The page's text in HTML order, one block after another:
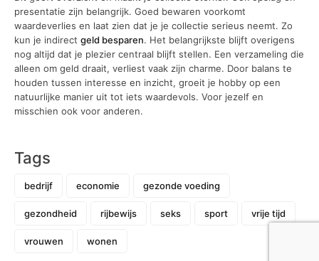
presentatie zijn belangrijk. Goed bewaren voorkomt
waardeverlies en laat zien dat je je collectie serieus neemt. Zo
kun je indirect geld besparen. Het belangrijkste blijft overigens
nog altijd dat je plezier centraal blijft stellen. Een verzameling die
alleen om geld draait, verliest vaak zijn charme. Door balans te
houden tussen interesse en inzicht, groeit je hobby op een
natuurlijke manier uit tot iets waardevols. Voor jezelf en
misschien ook voor anderen.
Tags
bedrijf economie gezonde voeding
gezondheid rijbewijs seks sport vrije tijd
vrouwen wonen